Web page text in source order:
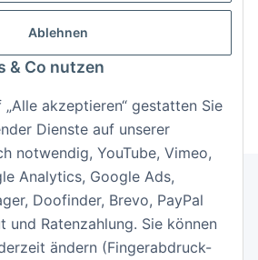
Ablehnen
& Co nutzen
akzeptieren“ gestatten Sie
Dienste auf unserer
notwendig, YouTube, Vimeo,
Analytics, Google Ads,
Doofinder, Brevo, PayPal
und Ratenzahlung. Sie können
ändern (Fingerabdruck-